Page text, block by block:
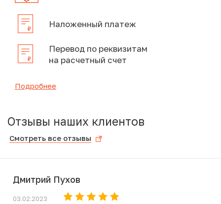
Наложенный платеж
Перевод по реквизитам
на расчетный счет
Подробнее
Отзывы наших клиентов
Смотреть все отзывы
Дмитрий Пухов
03.02.2023